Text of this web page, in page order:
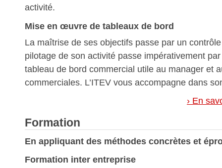
activité.
Mise en œuvre de tableaux de bord
La maîtrise de ses objectifs passe par un
pilotage de son activité passe impérativement par
tableau de bord commercial utile au manager et
commerciales. L’ITEV vous accompagne dans
› En
Formation
En appliquant des méthodes concrètes et
Formation inter entreprise